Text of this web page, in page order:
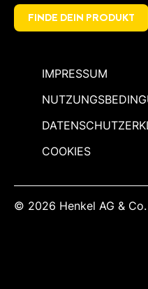
FINDE DEIN PRODUKT
IMPRESSUM
COOKIES
© 2026 Henkel AG & Co.